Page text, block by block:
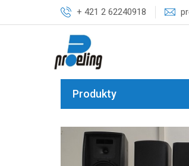
+ 421 2 62240918
Produkty